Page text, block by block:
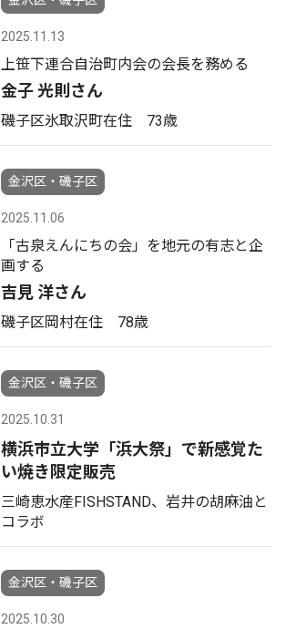
2025.11.13
上笹下連合自治町内会の会長を務める
金子 光則さん
磯子区氷取沢町在住 73歳
金沢区・磯子区
2025.11.06
「古泉えんにちの会」を地元の有志と企
画する
吉見 洋さん
磯子区岡村在住 78歳
金沢区・磯子区
2025.10.31
横浜市立大学「浜大祭」で新感覚た
い焼き限定販売
三崎恵水産FISHSTAND、岩井の胡麻油と
コラボ
金沢区・磯子区
2025.10.30